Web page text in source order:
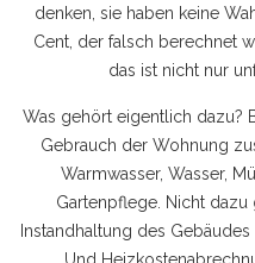
denken, sie haben keine
Cent, der falsch berechnet
das ist nicht nur
Was gehört eigentlich dazu?
Gebrauch der Wohnung
Warmwasser, Wasser,
Gartenpflege. Nicht
Instandhaltung des